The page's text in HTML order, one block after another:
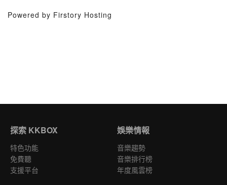
Powered by Firstory Hosting
探索 KKBOX
特色功能
免費聽
支援平台
娛樂情報
音樂趨勢
音樂排行榜
年度風雲榜